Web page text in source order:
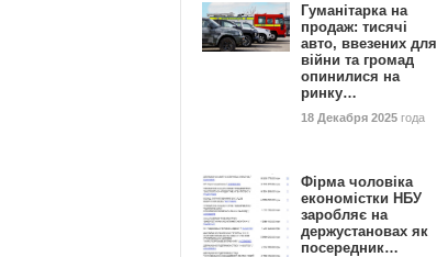
Гуманітарка на
продаж: тисячі
авто, ввезених для
війни та громад
опинилися на
ринку…
18 Декабря 2025 года
Фірма чоловіка
економістки НБУ
заробляє на
держустановах як
посередник…